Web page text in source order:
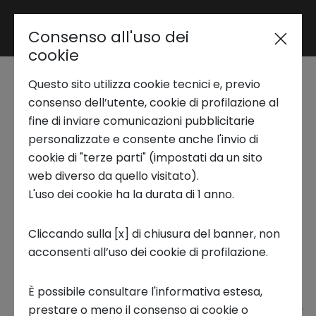
Area riservata
Trend Analysis
Applied Research
Startup Development
Business Transformation
Ecosystem enabling
Storie di Innovazione |
Raffaele Borgini
STORIE DI INNOVAZIONE
Smart Domoticsnasce come startup
innovativa nel mondo dellatransizione digitale
Consenso all'uso dei
cookie
Questo sito utilizza cookie tecnici e, previo
consenso dell’utente, cookie di profilazione al
fine di inviare comunicazioni pubblicitarie
personalizzate e consente anche l'invio di
cookie di "terze parti" (impostati da un sito
web diverso da quello visitato).
L'uso dei cookie ha la durata di 1 anno.
Cliccando sulla [x] di chiusura del banner, non
acconsenti all’uso dei cookie di profilazione.
È possibile consultare l'informativa estesa,
prestare o meno il consenso ai cookie o